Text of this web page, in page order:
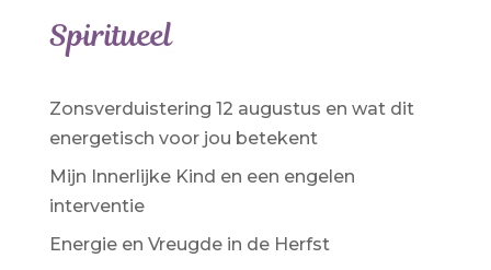
Spiritueel
Zonsverduistering 12 augustus en wat dit
energetisch voor jou betekent
Mijn Innerlijke Kind en een engelen
interventie
Energie en Vreugde in de Herfst